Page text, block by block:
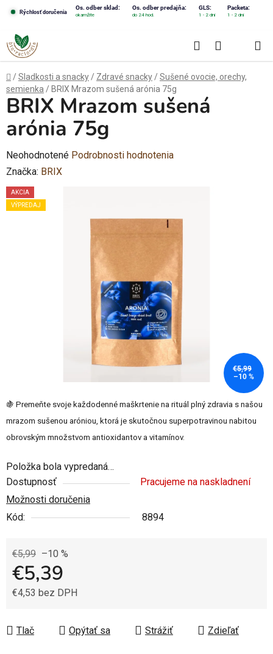
obsah
Rýchlosť doručenia
Os. odber sklad: Os. odber predajňa: GLS: Packeta:
okamžite do 24 hod. 1 - 2 dni 1 - 2 dni
Hľadať
KOŠÍK
Domov
/Sladkosti a snacky / Zdravé snacky /Sušené ovocie, orechy,
semienka /BRIX Mrazom sušená arónia 75g
🍇 Premeňte svoje každodenné maškrtenie na rituál plný zdravia s našou
mrazom sušenou aróniou, ktorá je skutočnou superpotravinou nabitou
obrovským množstvom antioxidantov a vitamínov.
Položka bola vypredaná…
Dostupnosť
Pracujeme na naskladnení
Možnosti doručenia
Kód:
8894
€5,99 –10 %
€5,39
€4,53 bez DPH
Tlač
Opýtať sa Strážiť Zdieľať
BRIX Mrazom sušená
arónia 75g
Priemerné
hodnotenie
produktu
je
Neohodnotené Podrobnosti hodnotenia
Značka: BRIX
AKCIA
VÝPREDAJ
€5,99
–10 %